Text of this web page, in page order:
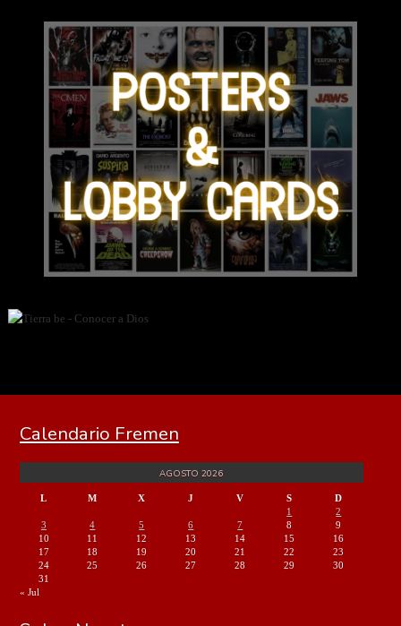
Calendario Fremen
AGOSTO 2026
L M X J V S
D
1
2
3
4 5 6 7 8
9
10
11 12 13 14 15
16
17
18 19 20 21 22
23
24
25 26 27 28 29
30
31
« Jul